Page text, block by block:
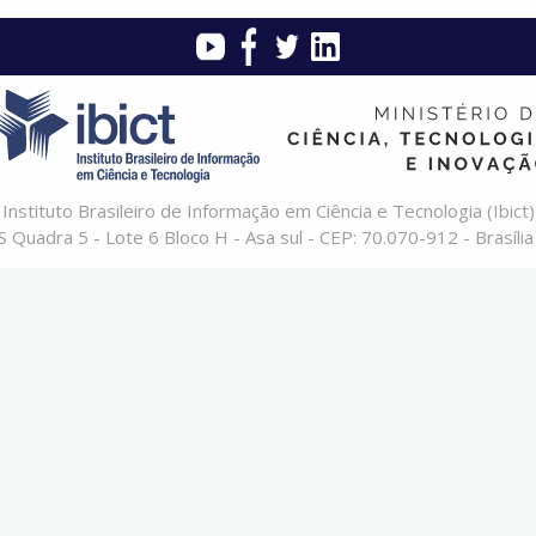
Instituto Brasileiro de Informação em Ciência e Tecnologia (Ibict)
Quadra 5 - Lote 6 Bloco H - Asa sul - CEP: 70.070-912 -